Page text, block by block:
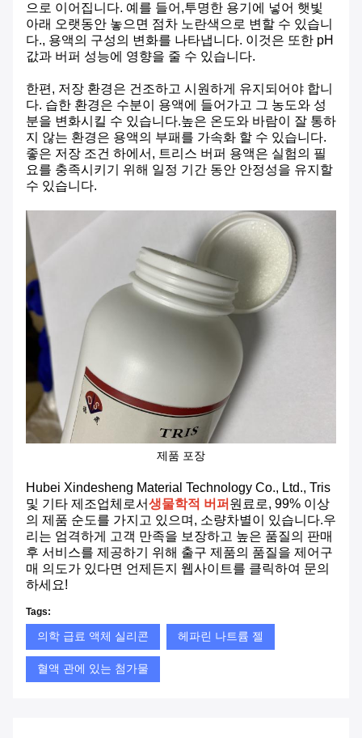
으로 이어집니다. 예를 들어,투명한 용기에 넣어 햇빛
아래 오랫동안 놓으면 점차 노란색으로 변할 수 있습니
다., 용액의 구성의 변화를 나타냅니다. 이것은 또한 pH
값과 버퍼 성능에 영향을 줄 수 있습니다.
한편, 저장 환경은 건조하고 시원하게 유지되어야 합니
다. 습한 환경은 수분이 용액에 들어가고 그 농도와 성
분을 변화시킬 수 있습니다.높은 온도와 바람이 잘 통하
지 않는 환경은 용액의 부패를 가속화 할 수 있습니다.
좋은 저장 조건 하에서, 트리스 버퍼 용액은 실험의 필
요를 충족시키기 위해 일정 기간 동안 안정성을 유지할
수 있습니다.
제품 포장
Hubei Xindesheng Material Technology Co., Ltd., Tris
및 기타 제조업체로서생물학적 버퍼 원료로, 99% 이상
의 제품 순도를 가지고 있으며, 소량차별이 있습니다.우
리는 엄격하게 고객 만족을 보장하고 높은 품질의 판매
후 서비스를 제공하기 위해 출구 제품의 품질을 제어구
매 의도가 있다면 언제든지 웹사이트를 클릭하여 문의
하세요!
Tags:
의학 급료 액체 실리콘 헤파린 나트륨 젤
혈액 관에 있는 첨가물